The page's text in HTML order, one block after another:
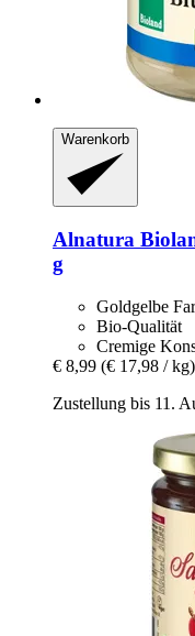
Warenkorb
Alnatura
g
Goldgelbe
Bio-Qualität
Cremige
€ 8,99 (€ 17,98 / kg)
Zustellung bis 11.